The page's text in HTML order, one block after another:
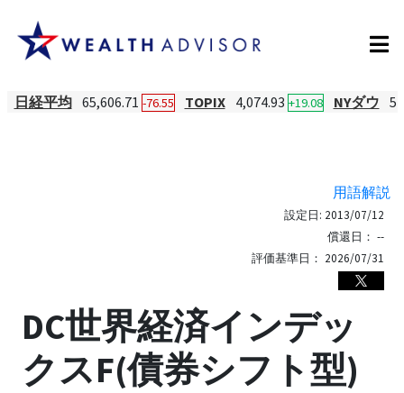
日経平均 65,606.71 -76.55 TOPIX 4,074.93 +19.08 NYダウ
用語解説
設定日: 2013/07/12
償還日： --
評価基準日： 2026/07/31
DC世界経済インデッ
クスF(債券シフト型)